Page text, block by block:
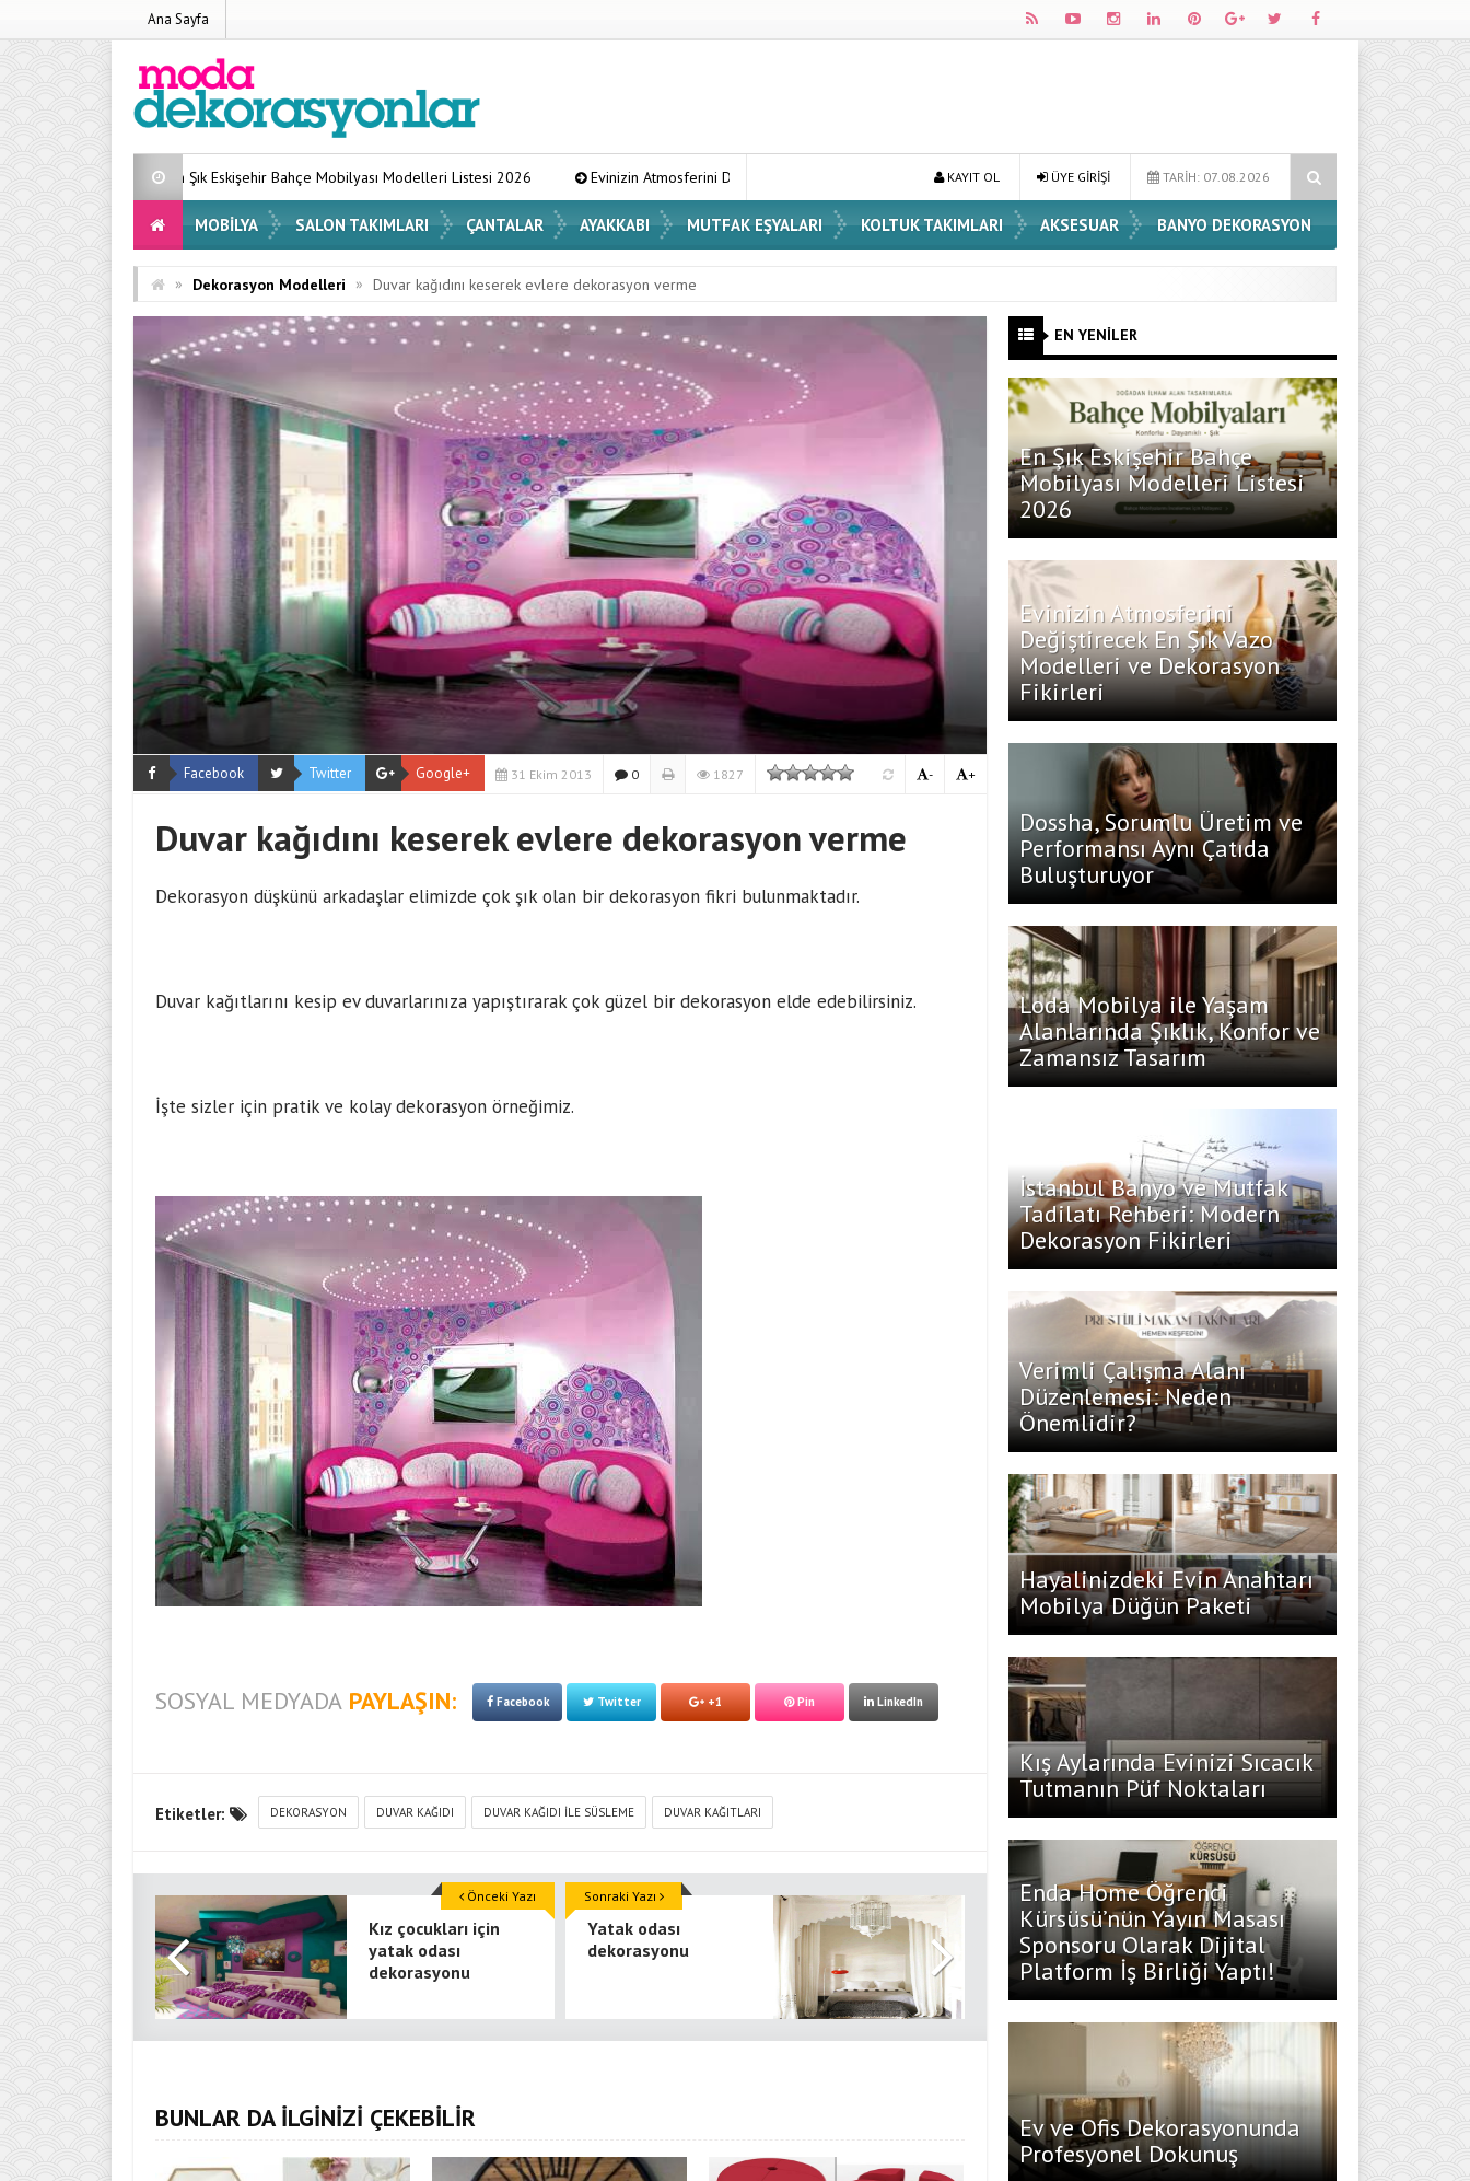
Ana Sayfa
En Şık Eskişehir Bahçe Mobilyası Modelleri Listesi 2026 Evinizin Atmosferini Değiştirecek En Şık Vazo Modelleri ve Dekorasyon Fikirleri Dossha, Sorumlu Üretim ve Performansı Aynı Çatıda Buluşturuyor
TARİH: 07.08.2026
ÜYE GİRİŞİ
KAYIT OL
MOBILYA SALON TAKIMLARI ÇANTALAR AYAKKABI MUTFAK EŞYALARI KOLTUK TAKIMLARI AKSESUAR BANYO DEKORASYON
» Dekorasyon Modelleri » Duvar kağıdını keserek evlere dekorasyon verme
Facebook Twitter Google+ 31 Ekim 2013 0 1827 +
-
Duvar kağıdını keserek evlere dekorasyon verme
Dekorasyon düşkünü arkadaşlar elimizde çok şık olan bir dekorasyon fikri bulunmaktadır.
Duvar kağıtlarını kesip ev duvarlarınıza yapıştırarak çok güzel bir dekorasyon elde edebilirsiniz.
İşte sizler için pratik ve kolay dekorasyon örneğimiz.
SOSYAL MEDYADA PAYLAŞIN: Facebook Twitter +1 Pin LinkedIn
Etiketler: DEKORASYON DUVAR KAĞIDI DUVAR KAĞIDI ILE SÜSLEME DUVAR KAĞITLARI
Kız çocukları için
yatak odası
dekorasyonu
Önceki Yazı
Yatak odası
dekorasyonu
Sonraki Yazı
BUNLAR DA İLGİNİZİ ÇEKEBİLİR
EN YENİLER
En Şık Eskişehir Bahçe
Mobilyası Modelleri Listesi
2026
Evinizin Atmosferini
Değiştirecek En Şık Vazo
Modelleri ve Dekorasyon
Fikirleri
Dossha, Sorumlu Üretim ve
Performansı Aynı Çatıda
Buluşturuyor
Loda Mobilya ile Yaşam
Alanlarında Şıklık, Konfor ve
Zamansız Tasarım
İstanbul Banyo ve Mutfak
Tadilatı Rehberi: Modern
Dekorasyon Fikirleri
Verimli Çalışma Alanı
Düzenlemesi: Neden
Önemlidir?
Hayalinizdeki Evin Anahtarı
Mobilya Düğün Paketi
Kış Aylarında Evinizi Sıcacık
Tutmanın Püf Noktaları
Enda Home Öğrenci
Kürsüsü’nün Yayın Masası
Sponsoru Olarak Dijital
Platform İş Birliği Yaptı!
Ev ve Ofis Dekorasyonunda
Profesyonel Dokunuş